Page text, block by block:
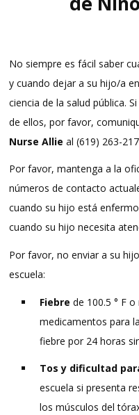
Nosiempre es fácil saber
y cuando dejar a su hijo/a
ciencia de la salud pública.
de ellos, por favor,
Nurse Allie al (619) 263-
Por favor, mantenga a la
números de contacto
cuando su hijo está
cuando su hijo necesita
Por favor, no enviar a su
escuela:
Fiebre de 100.5 ° F
medicamentos para
fiebre por 24 horas
Tos y dificultad
escuela si presenta
los músculos del